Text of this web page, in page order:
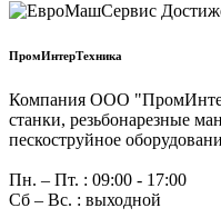
ПромИнтерТехника
Компания ООО
станки, резьбонарезные
пескоструйное
Пн. – Пт. : 09:00 - 17:00
Сб – Вс. : выходной